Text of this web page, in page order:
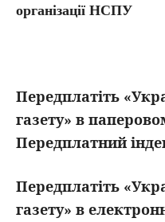
організації НСПУ
Передплатіть
газету» в
Передплатний
Передплатіть
газету» в